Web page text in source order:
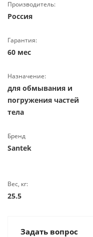
Производитель:
Россия
Гарантия:
60 мес
Назначение:
для обмывания и
погружения частей
тела
Бренд
Santek
Вес, кг:
25.5
Задать вопрос